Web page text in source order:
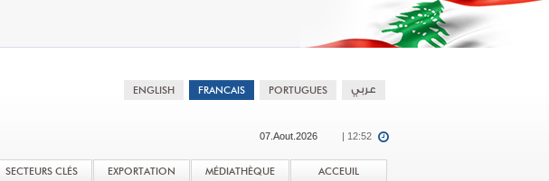
07.Aout.2026 | 12:52
SECTEURS CLÉS EXPORTATION MÉDIATHÈQUE ACCEUIL